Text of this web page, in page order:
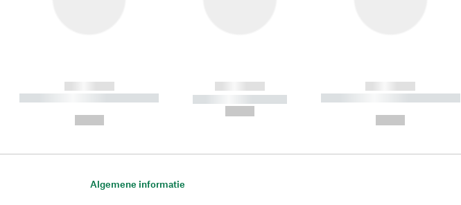
------------
----------- ----------- ----------
------------
----------- -----------
------------
----------- ----------- ----------
Algemene informatie